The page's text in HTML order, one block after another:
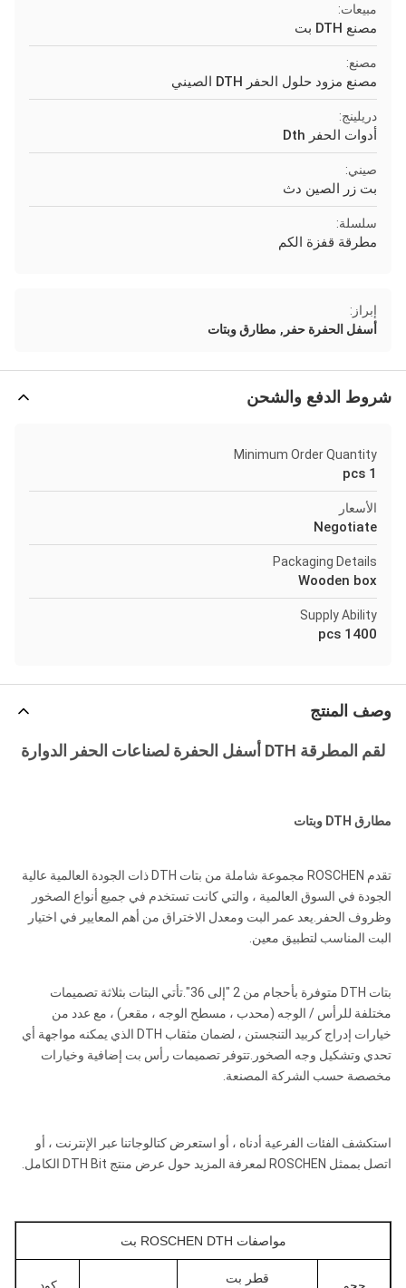
مبيعات:
مصنع DTH بت
مصنع:
مصنع مزود حلول الحفر DTH الصيني
دريلينج:
أدوات الحفر Dth
صيني:
بت زر الصين دث
سلسلة:
مطرقة قفزة الكم
إبراز:
أسفل الحفرة حفر , مطارق وبتات
شروط الدفع والشحن
Minimum Order Quantity
1 pcs
الأسعار
Negotiate
Packaging Details
Wooden box
Supply Ability
1400 pcs
وصف المنتج
لقم المطرقة DTH أسفل الحفرة لصناعات الحفر الدوارة
مطارق DTH وبتات
تقدم ROSCHEN مجموعة شاملة من بتات DTH ذات الجودة العالمية عالية
الجودة في السوق العالمية ، والتي كانت تستخدم في جميع أنواع الصخور
وظروف الحفر.يعد عمر البت ومعدل الاختراق من أهم المعايير في اختيار
البت المناسب لتطبيق معين.
بتات DTH متوفرة بأحجام من 2 "إلى 36".تأتي البتات بثلاثة تصميمات
مختلفة للرأس / الوجه (محدب ، مسطح الوجه ، مقعر) ، مع عدد من
خيارات إدراج كربيد التنجستن ، لضمان مثقاب DTH الذي يمكنه مواجهة أي
تحدي وتشكيل وجه الصخور.تتوفر تصميمات رأس بت إضافية وخيارات
مخصصة حسب الشركة المصنعة.
استكشف الفئات الفرعية أدناه ، أو استعرض كتالوجاتنا عبر الإنترنت ، أو
اتصل بممثل ROSCHEN لمعرفة المزيد حول عرض منتج DTH Bit الكامل.
مواصفات ROSCHEN DTH بت
قطر بت